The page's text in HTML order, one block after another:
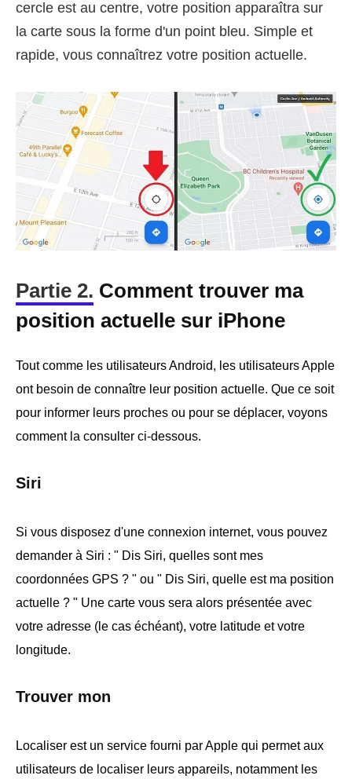
cercle est au centre, votre position apparaîtra sur
la carte sous la forme d'un point bleu. Simple et
rapide, vous connaîtrez votre position actuelle.
Partie 2. Comment trouver ma
position actuelle sur iPhone
Tout comme les utilisateurs Android, les utilisateurs Apple
ont besoin de connaître leur position actuelle. Que ce soit
pour informer leurs proches ou pour se déplacer, voyons
comment la consulter ci-dessous.
Siri
Si vous disposez d'une connexion internet, vous pouvez
demander à Siri : " Dis Siri, quelles sont mes
coordonnées GPS ? " ou " Dis Siri, quelle est ma position
actuelle ? " Une carte vous sera alors présentée avec
votre adresse (le cas échéant), votre latitude et votre
longitude.
Trouver mon
Localiser est un service fourni par Apple qui permet aux
utilisateurs de localiser leurs appareils, notamment les